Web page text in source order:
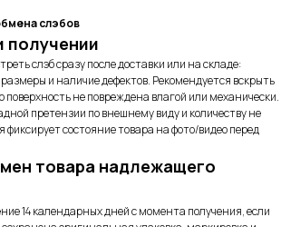
слэбов
получении
слэб сразу после доставки или на складе:
и наличие дефектов. Рекомендуется вскрыть
поверхность не повреждена влагой или механически.
претензии по внешнему виду и количеству не
состояние товара на фото/видео перед
товара надлежащего
14 календарных дней с момента получения, если